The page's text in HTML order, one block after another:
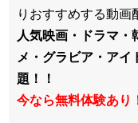
りおすすめする動画
人気映画・ドラマ・
メ・グラビア・アイ
題！！
今なら無料体験あり